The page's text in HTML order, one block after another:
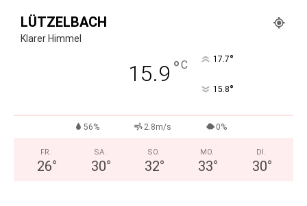
LÜTZELBACH
Klarer Himmel
15.9 °C 17.7°
15.8°
56% 2.8m/s 0%
FR.
26°
SA.
30°
SO.
32°
MO.
33°
DI.
30°